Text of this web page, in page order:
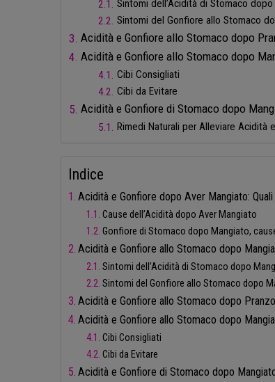
Sintomi dell’Acidità di Stomaco
Sintomi del Gonfiore allo Stomaco
Acidità e Gonfiore allo Stomaco dopo
Acidità e Gonfiore allo Stomaco dopo
Cibi Consigliati
Cibi da Evitare
Acidità e Gonfiore di Stomaco dopo
Rimedi Naturali per Alleviare Acidità
Indice
Acidità e Gonfiore dopo Aver Mangiato: Quali
Cause dell’Acidità dopo Aver Mangiato
Gonfiore di Stomaco dopo Mangiato,
Acidità e Gonfiore allo Stomaco dopo
Sintomi dell’Acidità di Stomaco dopo
Sintomi del Gonfiore allo Stomaco dopo
Acidità e Gonfiore allo Stomaco dopo
Acidità e Gonfiore allo Stomaco dopo
Cibi Consigliati
Cibi da Evitare
Acidità e Gonfiore di Stomaco dopo